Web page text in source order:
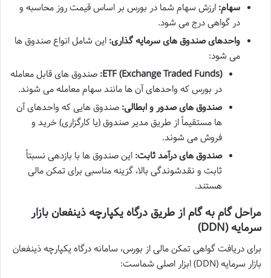
سهام: ارزش سهام شما در بورس بر اساس قیمت روز محاسبه و
در گواهی درج می شود.
واحدهای صندوق های سرمایه گذاری: این شامل انواع صندوق ها
می شود:
ETF (Exchange Traded Funds): صندوق های قابل معامله
در بورس که واحدهای آن ها مانند سهام معامله می شوند.
صندوق های صدور و ابطالی: صندوق هایی که واحدهای آن
ها مستقیماً از طریق مدیر صندوق (یا کارگزاری) خرید و
فروش می شوند.
صندوق های درآمد ثابت: این صندوق ها با بازدهی نسبتاً
ثابت و نقدشوندگی بالا، گزینه مناسبی برای تمکن مالی
هستند.
مراحل گام به گام از طریق درگاه یکپارچه ذینفعان بازار
سرمایه (DDN)
برای دریافت گواهی تمکن مالی از بورس، سامانه درگاه یکپارچه ذینفعان
بازار سرمایه (DDN) ابزار اصلی شماست: